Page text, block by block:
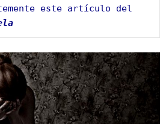
este artículo del